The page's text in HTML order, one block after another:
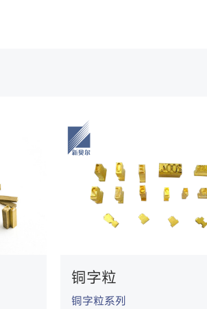
铜字粒
铜字粒系列